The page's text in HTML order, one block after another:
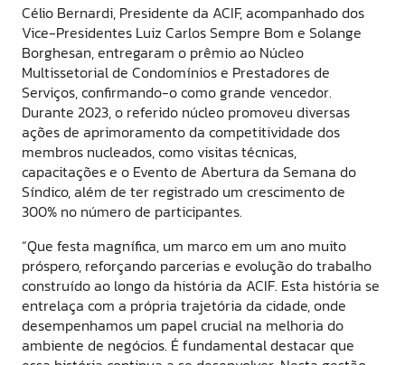
Célio Bernardi, Presidente da ACIF, acompanhado dos
Vice-Presidentes Luiz Carlos Sempre Bom e Solange
Borghesan, entregaram o prêmio ao Núcleo
Multissetorial de Condomínios e Prestadores de
Serviços, confirmando-o como grande vencedor.
Durante 2023, o referido núcleo promoveu diversas
ações de aprimoramento da competitividade dos
membros nucleados, como visitas técnicas,
capacitações e o Evento de Abertura da Semana do
Síndico, além de ter registrado um crescimento de
300% no número de participantes.
“Que festa magnífica, um marco em um ano muito
próspero, reforçando parcerias e evolução do trabalho
construído ao longo da história da ACIF. Esta história se
entrelaça com a própria trajetória da cidade, onde
desempenhamos um papel crucial na melhoria do
ambiente de negócios. É fundamental destacar que